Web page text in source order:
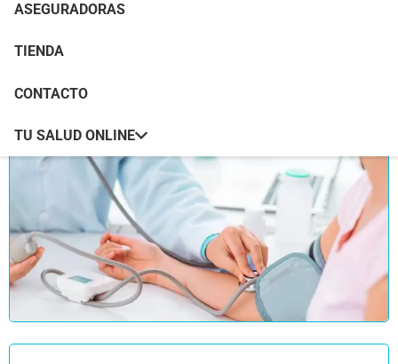
ASEGURADORAS
TIENDA
CONTACTO
TU SALUD ONLINE